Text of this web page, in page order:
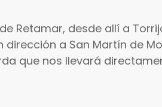
Retamar, desde allí a
dirección a San Martín de
que nos llevará